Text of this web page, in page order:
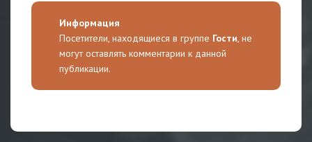
Информация
Посетители, находящиеся в группе Гости, не
могут оставлять комментарии к данной
публикации.